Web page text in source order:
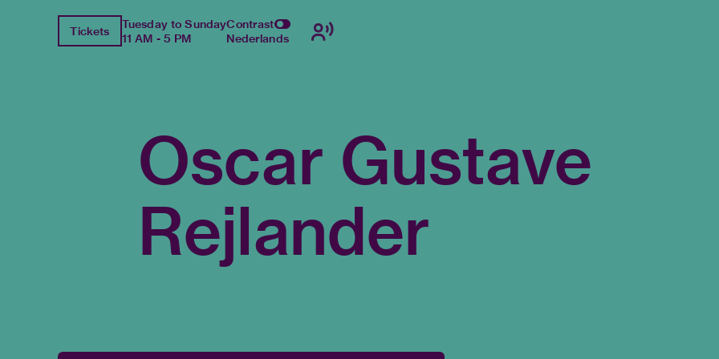
Tickets
Tuesday to Sunday
11 AM - 5 PM
Contrast
Nederlands
Oscar Gustave
Rejlander